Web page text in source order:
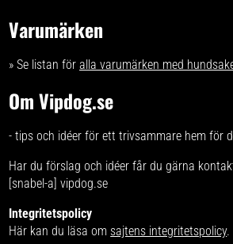
Varumärken
» Se listan föralla varumärken med
Om Vipdog.se
- tips och idéer för ett trivsammare hem för
Har du förslag och idéer får du gärna
[snabel-a] vipdog.se
Integritetspolicy
Här kan du läsa om sajtens integritetspolicy.